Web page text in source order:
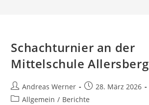
Schachturnier an der
Mittelschule Allersberg
Beitrags-
Autor:
Andreas Werner
Beitrag
veröffentlicht:
28. März 2026
Beitrags-
Allgemein / Berichte